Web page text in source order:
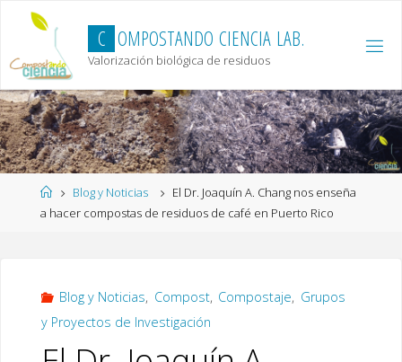
content
C OMPOSTANDO CIENCIA LAB.
Valorización biológica de residuos
HomeBlog y Noticias
El Dr. Joaquín A. Chang nos enseña
a hacer compostas de residuos de café en Puerto Rico
Blog y Noticias, Compost, Compostaje, Grupos
y Proyectos de Investigación